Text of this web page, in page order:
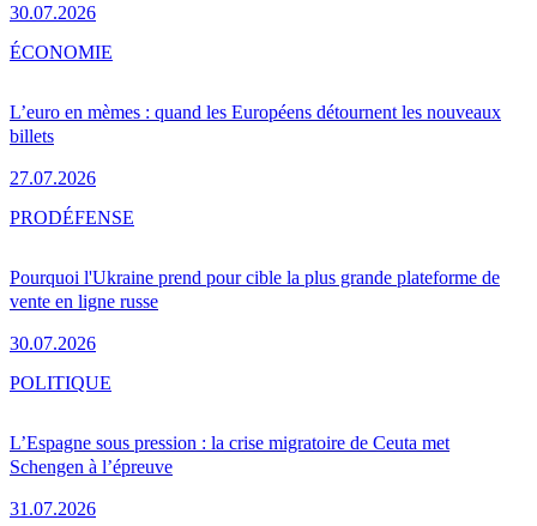
30.07.2026
L’euro en mèmes : quand les Européens détournent les nouveaux
billets
27.07.2026
ÉCONOMIE
Pourquoi l'Ukraine prend pour cible la plus grande plateforme de
vente en ligne russe
30.07.2026
PRODÉFENSE
L’Espagne sous pression : la crise migratoire de Ceuta met
Schengen à l’épreuve
31.07.2026
POLITIQUE